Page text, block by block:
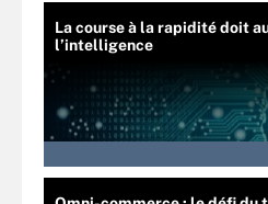
La course à la rapidité doit
l’intelligence